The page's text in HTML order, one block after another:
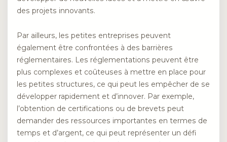
des projets innovants.
Par ailleurs, les petites entreprises peuvent
également être confrontées à des barrières
réglementaires. Les réglementations peuvent être
plus complexes et coûteuses à mettre en place pour
les petites structures, ce qui peut les empêcher de se
développer rapidement et d’innover. Par exemple,
l’obtention de certifications ou de brevets peut
demander des ressources importantes en termes de
temps et d’argent, ce qui peut représenter un défi